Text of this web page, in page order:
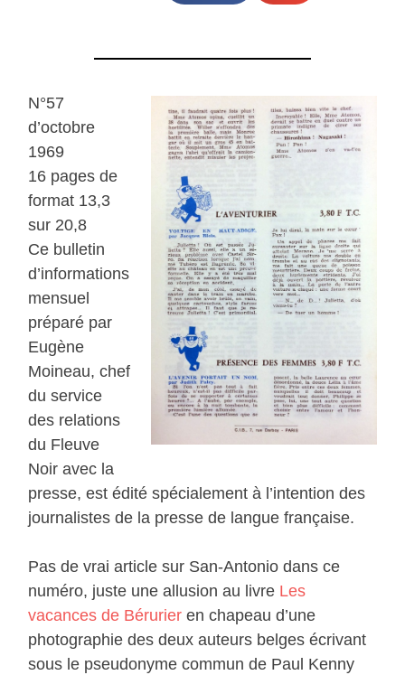
N°57
d’octobre
1969
16 pages de
format 13,3
sur 20,8
Ce bulletin
d’informations
mensuel
préparé par
Eugène
Moineau, chef
du service
des relations
du Fleuve
Noir avec la
presse, est édité spécialement à l’intention des
journalistes de la presse de langue française.
Pas de vrai article sur San-Antonio dans ce
numéro, juste une allusion au livre Les
vacances de Bérurier en chapeau d’une
photographie des deux auteurs belges écrivant
sous le pseudonyme commun de Paul Kenny